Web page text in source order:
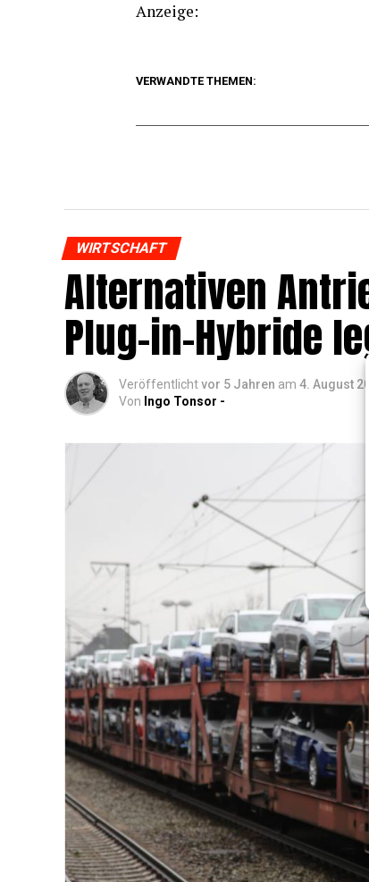
Anzei­ge:
VERWANDTE THEMEN:
WIRTSCHAFT
Alter­na­ti­ven
Plug-in-Hybri­de
Veröffentlichtvor 5 Jahren am 4. August
Von Ingo Tonsor -